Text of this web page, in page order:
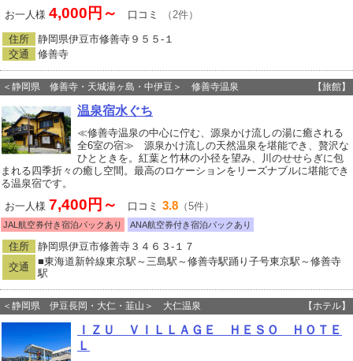
お一人様 4,000円～ 口コミ （2件）
住所
静岡県伊豆市修善寺９５５‐１
交通
修善寺
＜静岡県 修善寺・天城湯ヶ島・中伊豆＞ 修善寺温泉 【旅館】
温泉宿水ぐち
≪修善寺温泉の中心に佇む、源泉かけ流しの湯に癒される
全6室の宿≫ 源泉かけ流しの天然温泉を堪能でき、贅沢な
ひとときを。紅葉と竹林の小径を望み、川のせせらぎに包
まれる四季折々の癒し空間。最高のロケーションをリーズナブルに堪能でき
る温泉宿です。
お一人様 7,400円～ 口コミ 3.8 （5件）
JAL航空券付き宿泊パックあり ANA航空券付き宿泊パックあり
住所
静岡県伊豆市修善寺３４６３‐１７
交通
■東海道新幹線東京駅～三島駅～修善寺駅踊り子号東京駅～修善寺
駅
＜静岡県 伊豆長岡・大仁・韮山＞ 大仁温泉 【ホテル】
ＩＺＵ ＶＩＬＬＡＧＥ ＨＥＳＯ ＨＯＴＥ
Ｌ